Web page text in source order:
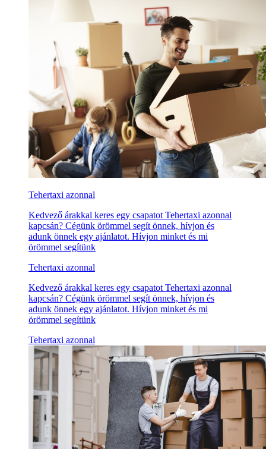
Tehertaxi azonnal
Kedvező árakkal keres egy csapatot Tehertaxi azonnal
kapcsán? Cégünk örömmel segít önnek, hívjon és
adunk önnek egy ajánlatot. Hívjon minket és mi
örömmel segítünk
Tehertaxi azonnal
Kedvező árakkal keres egy csapatot Tehertaxi azonnal
kapcsán? Cégünk örömmel segít önnek, hívjon és
adunk önnek egy ajánlatot. Hívjon minket és mi
örömmel segítünk
Tehertaxi azonnal